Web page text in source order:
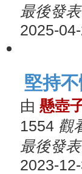
最後發表
2025-
堅持
由 懸壺
1554 觀
最後發表
2023-